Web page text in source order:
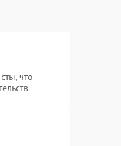
что